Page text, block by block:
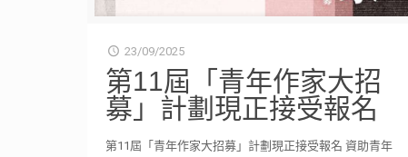
23/09/2025
第11屆「青年作家大招
募」計劃現正接受報名
第11屆「青年作家大招募」計劃現正接受報名 資助青年